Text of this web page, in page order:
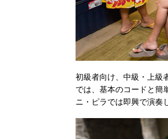
初級者向け、中級・上級
では、基本のコードと簡
ニ・ピラでは即興で演奏